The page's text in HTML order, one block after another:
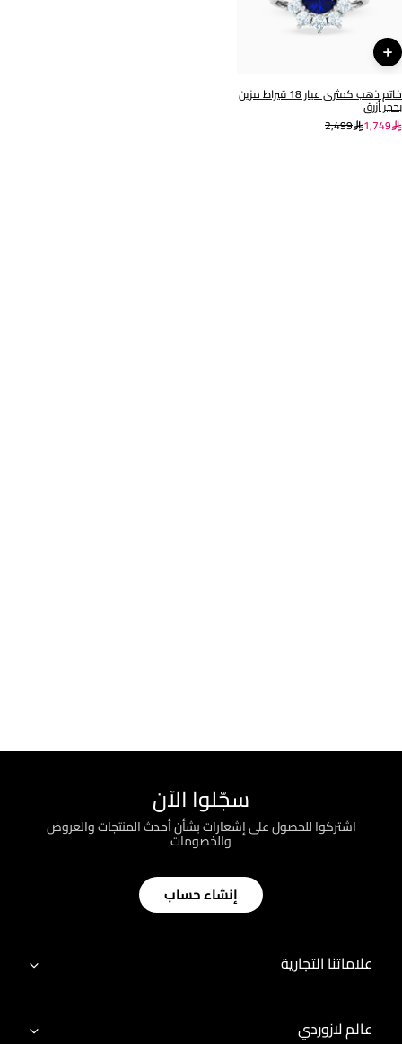
خاتم ذهب كمثرى عيار 18 قيراط مزين
بحجر أزرق
2,499 1,749
سجّلوا الآن
اشتركوا للحصول على إشعارات بشأن أحدث المنتجات والعروض
والخصومات
إنشاء حساب
علاماتنا التجارية
عالم لازوردي